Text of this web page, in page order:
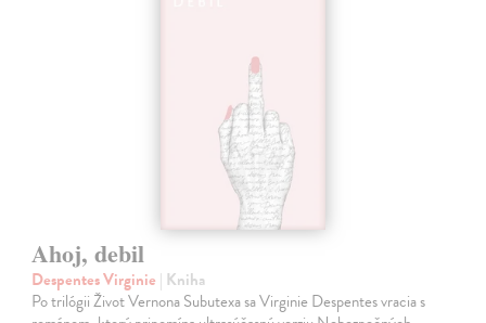
Ahoj, debil
Despentes Virginie | Kniha
Po trilógii Život Vernona Subutexa sa Virginie Despentes vracia s